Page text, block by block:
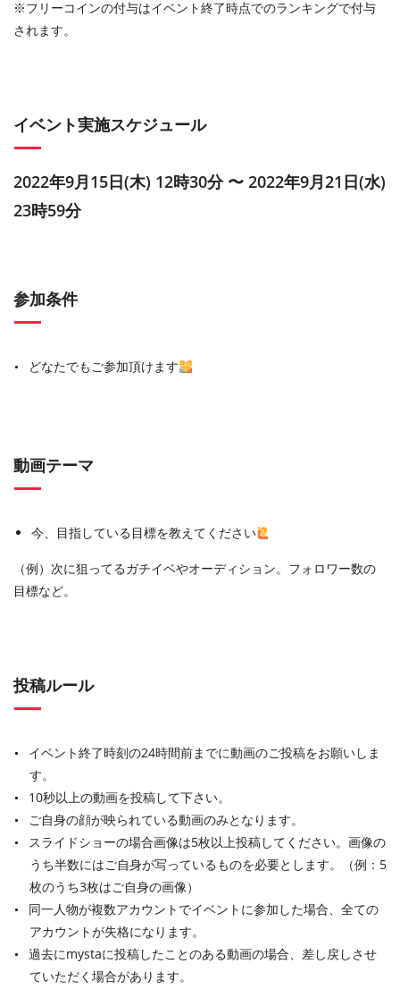
※フリーコインの付与はイベント終了時点でのランキングで付与
されます。
イベント実施スケジュール
2022年9月15日(木) 12時30分 〜 2022年9月21日(水)
23時59分
参加条件
どなたでもご参加頂けます
動画テーマ
今、目指している目標を教えてください
（例）次に狙ってるガチイベやオーディション。フォロワー数の
目標など。
投稿ルール
イベント終了時刻の24時間前までに動画のご投稿をお願いしま
す。
10秒以上の動画を投稿して下さい。
ご自身の顔が映られている動画のみとなります。
スライドショーの場合画像は5枚以上投稿してください。画像の
うち半数にはご自身が写っているものを必要とします。（例：5
枚のうち3枚はご自身の画像）
同一人物が複数アカウントでイベントに参加した場合、全ての
アカウントが失格になります。
過去にmystaに投稿したことのある動画の場合、差し戻しさせ
ていただく場合があります。